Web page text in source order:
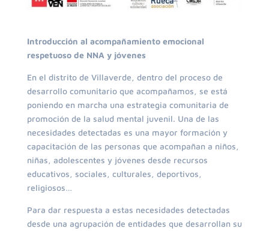
Introducción al acompañamiento emocional
respetuoso de NNA y jóvenes
En el distrito de Villaverde, dentro del proceso de
desarrollo comunitario que acompañamos, se está
poniendo en marcha una estrategia comunitaria de
promoción de la salud mental juvenil. Una de las
necesidades detectadas es una mayor formación y
capacitación de las personas que acompañan a niños,
niñas, adolescentes y jóvenes desde recursos
educativos, sociales, culturales, deportivos,
religiosos…
Para dar respuesta a estas necesidades detectadas
desde una agrupación de entidades que desarrollan su